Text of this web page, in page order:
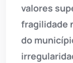
valores
fragilidade
do